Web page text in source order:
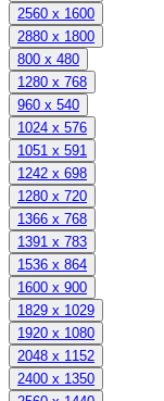
2560 x 1600
2880 x 1800
800 x 480
1280 x 768
960 x 540
1024 x 576
1051 x 591
1242 x 698
1280 x 720
1366 x 768
1391 x 783
1536 x 864
1600 x 900
1829 x 1029
1920 x 1080
2048 x 1152
2400 x 1350